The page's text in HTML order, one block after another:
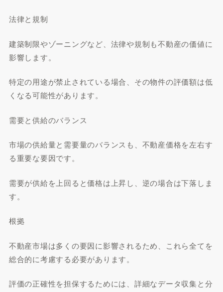
法律と規制
建築制限やゾーニングなど、法律や規制も不動産の価値に
影響します。
特定の用途が禁止されている場合、その物件の評価額は低
くなる可能性があります。
需要と供給のバランス
市場の供給量と需要量のバランスも、不動産価格を左右す
る重要な要因です。
需要が供給を上回ると価格は上昇し、逆の場合は下落しま
す。
根拠
不動産市場は多くの要因に影響されるため、これら全てを
総合的に考慮する必要があります。
評価の正確性を担保するためには、詳細なデータ収集と分